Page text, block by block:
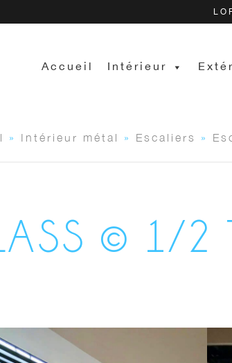
Accueil Intérieur
» Intérieur métal » Escaliers »
© 1/2